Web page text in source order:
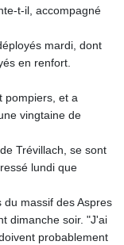
t-il, accompagné
mardi, dont
en renfort.
pompiers, et a
vingtaine de
Trévillach, se sont
lundi que
massif des Aspres
dimanche soir. "J'ai
probablement